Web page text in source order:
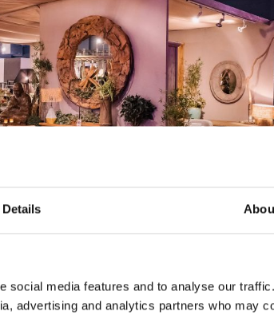
Details
social media features and to analyse our
advertising and analytics partners who may
collega Luc Haeck op de grootste